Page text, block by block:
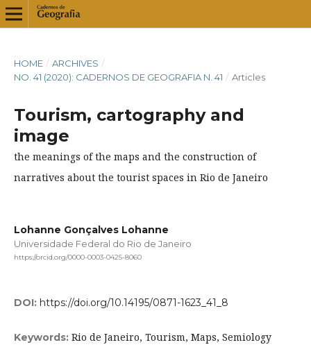
HOME / ARCHIVES /
NO. 41 (2020): CADERNOS DE GEOGRAFIA N. 41 / Articles
Tourism, cartography and
image
the meanings of the maps and the construction of
narratives about the tourist spaces in Rio de Janeiro
Lohanne Gonçalves Lohanne
Universidade Federal do Rio de Janeiro
https://orcid.org/0000-0003-0425-8060
DOI: https://doi.org/10.14195/0871-1623_41_8
Keywords: Rio de Janeiro, Tourism, Maps, Semiology